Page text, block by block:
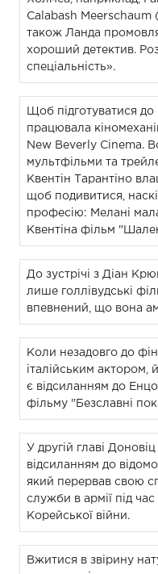
Calabash Meerschaum
також Ланда
хороший детектив.
спеціальність».
Щоб підготуватися
працювала
New Beverly Cinema.
мультфільми та
Квентін Тарантіно
щоб подивитися,
професію: Мелані
Квентіна фільм
До зустрічі з Діан
лише голлівудські
впевнений, що вона
Коли незадовго до
італійським актором,
є відсиланням до
фільму "Безславні
У другій главі
відсиланням до
який перервав свою
служби в армії під час
Корейської війни.
Вжитися в звірину